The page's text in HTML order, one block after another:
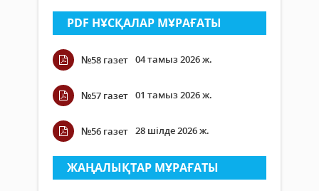
PDF НҰСҚАЛАР МҰРАҒАТЫ
№58 газет 04 тамыз 2026 ж.
№57 газет 01 тамыз 2026 ж.
№56 газет 28 шілде 2026 ж.
ЖАҢАЛЫҚТАР МҰРАҒАТЫ